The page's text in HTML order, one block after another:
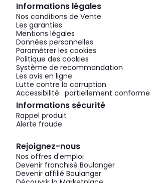
Informations légales
Nos conditions de Vente
Les garanties
Mentions légales
Données personnelles
Paramétrer les cookies
Politique des cookies
Système de recommandation
Les avis en ligne
Lutte contre la corruption
Accessibilité : partiellement conforme
Informations sécurité
Rappel produit
Alerte fraude
Rejoignez-nous
Nos offres d'emploi
Devenir franchisé Boulanger
Devenir affilié Boulanger